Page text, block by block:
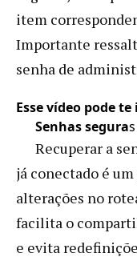
item
Importante
senha de
Esse vídeo pode
Senhas segura
Recuperar a
já conectado é
alterações no
facilita o
e evita